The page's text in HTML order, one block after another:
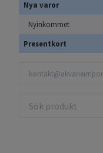
Nya varor
Nyinkommet
Presentkort